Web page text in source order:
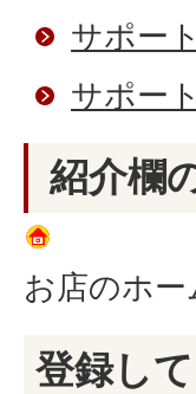
サポー
サポー
紹介欄
お店のホ
登録し